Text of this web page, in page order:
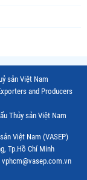
sản Việt Nam
and Producers
Thủy sản Việt Nam
Việt Nam (VASEP)
Tp.Hồ Chí Minh
vphcm@vasep.com.vn